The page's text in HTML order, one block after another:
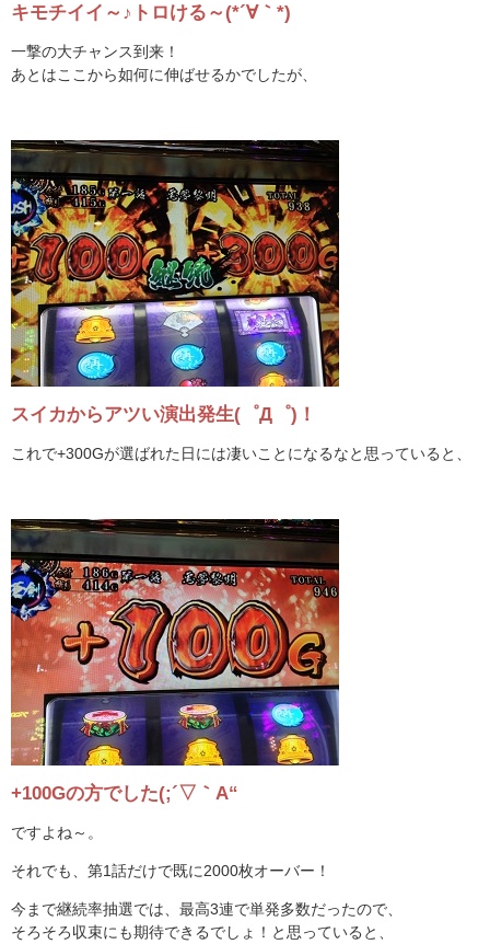
キモチイイ～♪トロける～(*´∀｀*)
一撃の大チャンス到来！
あとはここから如何に伸ばせるかでしたが、
スイカからアツい演出発生(゜Д゜)！
これで+300Gが選ばれた日には凄いことになるなと思っていると、
+100Gの方でした(;´▽｀A“
ですよね～。
それでも、第1話だけで既に2000枚オーバー！
今まで継続率抽選では、最高3連で単発多数だったので、
そろそろ収束にも期待できるでしょ！と思っていると、